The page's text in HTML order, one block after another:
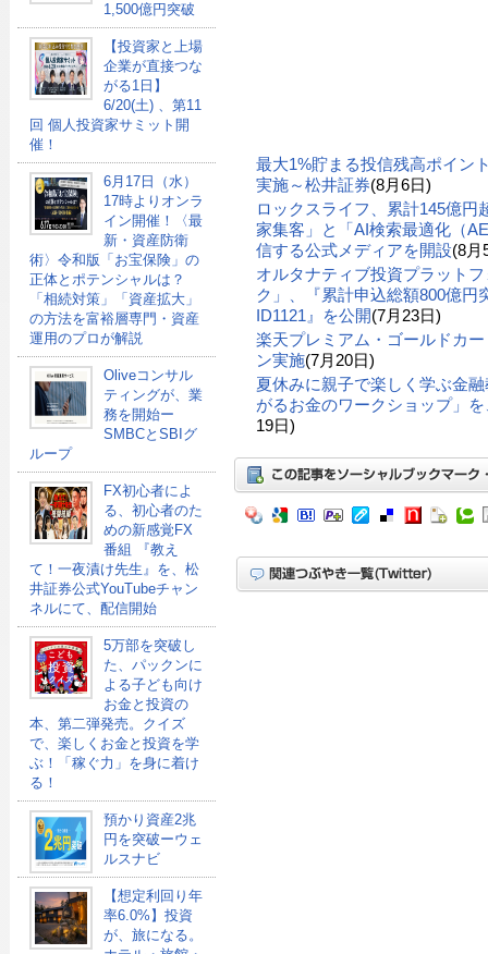
1,500億円突破
【投資家と上場
企業が直接つな
がる1日】
6/20(土) 、第11
回 個人投資家サミット開
催！
6月17日（水）
17時よりオンラ
イン開催！〈最
新・資産防衛
術〉令和版「お宝保険」の
正体とポテンシャルは？
「相続対策」「資産拡大」
の方法を富裕層専門・資産
運用のプロが解説
Oliveコンサル
ティングが、業
務を開始ー
SMBCとSBIグ
ループ
FX初心者によ
る、初心者のた
めの新感覚FX
番組 『教え
て！一夜漬け先生』を、松
井証券公式YouTubeチャン
ネルにて、配信開始
5万部を突破し
た、パックンに
よる子ども向け
お金と投資の
本、第二弾発売。クイズ
で、楽しくお金と投資を学
ぶ！「稼ぐ力」を身に着け
る！
預かり資産2兆
円を突破ーウェ
ルスナビ
【想定利回り年
率6.0%】投資
が、旅になる。
最大1%貯まる投信残高ポイン
実施～松井証券(8月6日)
ロックスライフ、累計145億円
家集客」と「AI検索最適化（
信する公式メディアを開設(8月
オルタナティブ投資プラット
ク」、『累計申込総額800億円
ID1121』を公開(7月23日)
楽天プレミアム・ゴールドカ
ン実施(7月20日)
夏休みに親子で楽しく学ぶ金
がるお金のワークショップ」
19日)